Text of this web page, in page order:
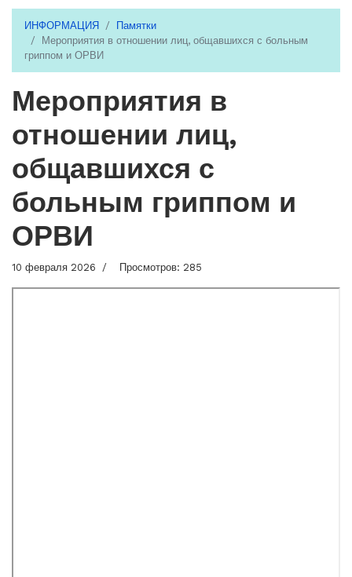
ИНФОРМАЦИЯ
Памятки
Мероприятия в отношении лиц, общавшихся с больным
гриппом и ОРВИ
Мероприятия в
отношении лиц,
общавшихся с
больным гриппом и
ОРВИ
10 февраля 2026 Просмотров: 285